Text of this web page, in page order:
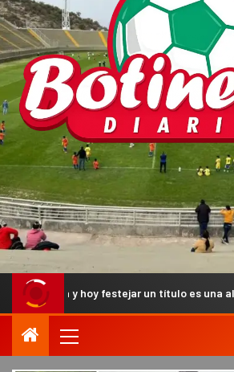
hoy festejar un título es una alegría grande»